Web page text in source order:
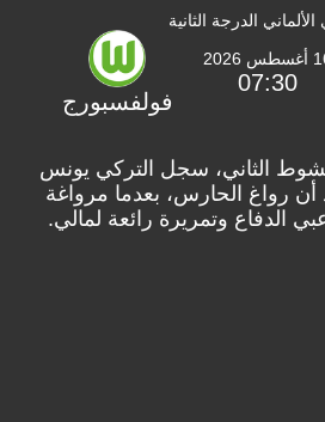
الدرجة الثانية
2026
07:30
فولفسبورج
56 من الشوط الثاني، سجل التركي يونس
أن رواغ الحارس، بعدما مرواغة
الدفاع وتمريرة رائعة لمالي.